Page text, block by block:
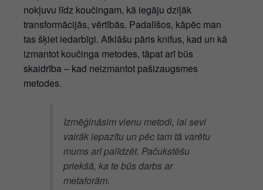
nokļuvu līdz koučingam, kā iegāju dziļāk
transformācijās, vērtībās. Padalīšos, kāpēc man
tas šķiet iedarbīgi. Atklāšu pāris knifus, kad un kā
izmantot koučinga metodes, tāpat arī būs
skaidrība – kad neizmantot pašizaugsmes
metodes.
Izmēģināsim vienu metodi, lai sevi
vairāk iepazītu un pēc tam tā varētu
mums arī palīdzēt. Pačukstēšu
priekšā, ka te būs darbs ar
metaforām.